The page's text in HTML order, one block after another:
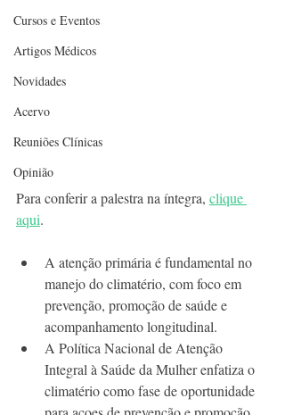
Cursos e Eventos
Artigos Médicos
Novidades
Acervo
Reuniões Clínicas
Opinião
Para conferir a palestra na íntegra, clique
aqui.
A atenção primária é fundamental no
manejo do climatério, com foco em
prevenção, promoção de saúde e
acompanhamento longitudinal.
A Política Nacional de Atenção
Integral à Saúde da Mulher enfatiza o
climatério como fase de oportunidade